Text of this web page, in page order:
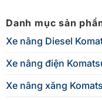
Danh mục sản
Xe nâng Diesel
Xe nâng điện
Xe nâng xăng